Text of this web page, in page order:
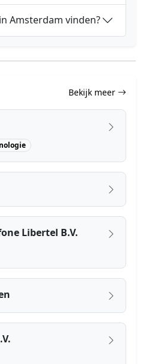
Amsterdam vinden?
Bekijk meer
Libertel B.V.